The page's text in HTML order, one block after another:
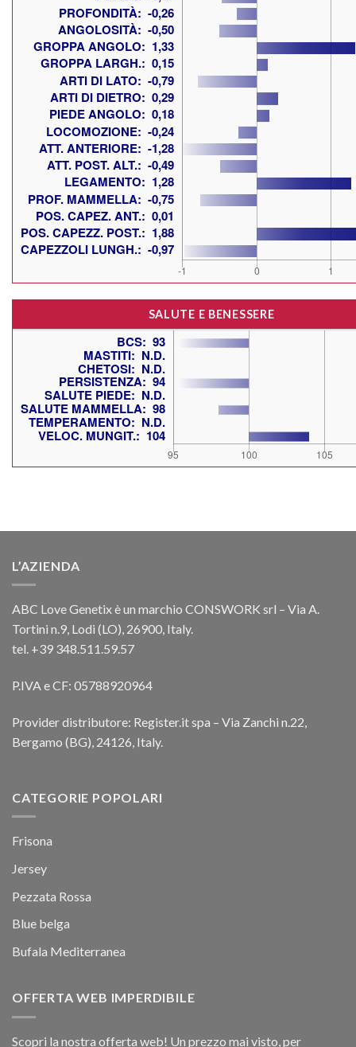
SALUTE E BENESSERE
L’AZIENDA
ABC Love Genetix è un marchio CONSWORK srl – Via A.
Tortini n.9, Lodi (LO), 26900, Italy.
tel. +39 348.511.59.57
P.IVA e CF: 05788920964
Provider distributore: Register.it spa – Via Zanchi n.22,
Bergamo (BG), 24126, Italy.
CATEGORIE POPOLARI
Frisona
Jersey
Pezzata Rossa
Blue belga
Bufala Mediterranea
OFFERTA WEB IMPERDIBILE
Scopri la nostra offerta web! Un prezzo mai visto, per